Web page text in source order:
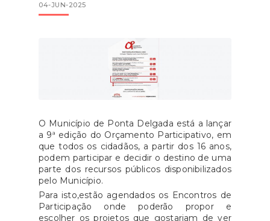
04-JUN-2025
O Município de Ponta Delgada está a lançar
a 9ª edição do Orçamento Participativo, em
que todos os cidadãos, a partir dos 16 anos,
podem participar e decidir o destino de uma
parte dos recursos públicos disponibilizados
pelo Município.
Para isto,estão agendados os Encontros de
Participação onde poderão propor e
escolher os projetos que gostariam de ver